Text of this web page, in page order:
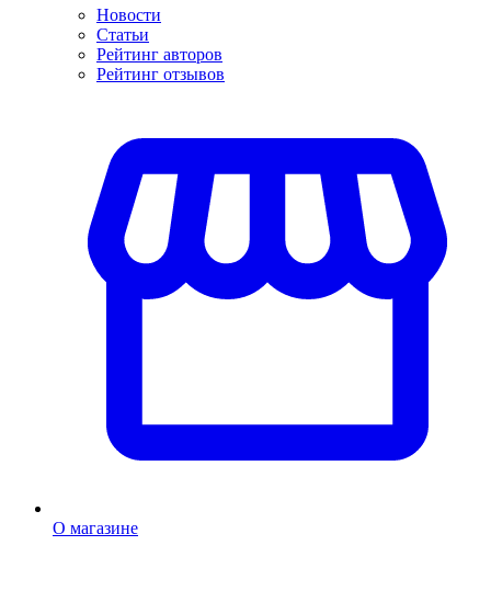
Новости
Статьи
Рейтинг авторов
Рейтинг отзывов
О магазине